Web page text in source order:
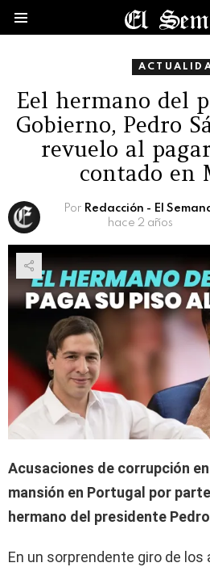
Eel hermano del
Gobierno, Pedro
revuelo al
contado en
Por Redacción - El
hace 2 años
Acusaciones de corrupción
mansión en Portugal por
hermano del presidente
En un sorprendente giro de